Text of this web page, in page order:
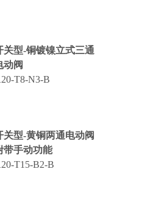
关型-铜镀镍立式三通
动阀
T8-N3-B
关型-黄铜两通电动阀
带手动功能
T15-B2-B